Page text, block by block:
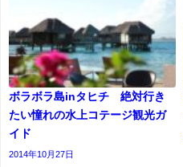
ボラボラ島inタヒチ 絶対行き
たい憧れの水上コテージ観光ガ
イド
2014年10月27日